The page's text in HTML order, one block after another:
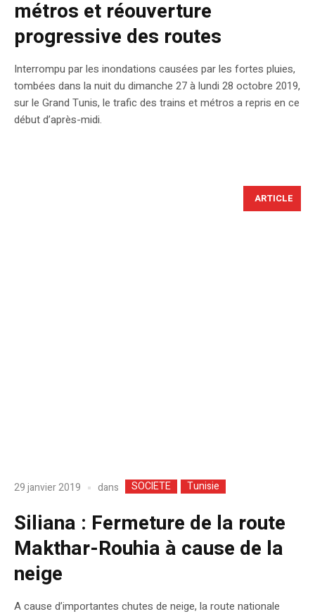
métros et réouverture
progressive des routes
Interrompu par les inondations causées par les fortes pluies,
tombées dans la nuit du dimanche 27 à lundi 28 octobre 2019,
sur le Grand Tunis, le trafic des trains et métros a repris en ce
début d’après-midi.
ARTICLE
29 janvier 2019 dans SOCIETE Tunisie
Siliana : Fermeture de la route
Makthar-Rouhia à cause de la
neige
A cause d’importantes chutes de neige, la route nationale